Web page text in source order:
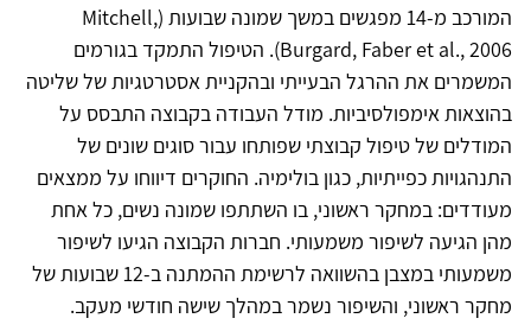
המורכב מ-14 מפגשים במשך שמונה שבועות (Mitchell,
Burgard, Faber et al., 2006). הטיפול התמקד בגורמים
המשמרים את ההרגל הבעייתי ובהקניית אסטרטגיות של שליטה
בהוצאות אימפולסיביות. מודל העבודה בקבוצה התבסס על
המודלים של טיפול קבוצתי שפותחו עבור סוגים שונים של
התנהגויות כפייתיות, כגון בולימיה. החוקרים דיווחו על ממצאים
מעודדים: במחקר ראשוני, בו השתתפו שמונה נשים, כל אחת
מהן הגיעה לשיפור משמעותי. חברות הקבוצה הגיעו לשיפור
משמעותי במצבן בהשוואה לרשימת ההמתנה ב-12 שבועות של
מחקר ראשוני, והשיפור נשמר במהלך שישה חודשי מעקב.